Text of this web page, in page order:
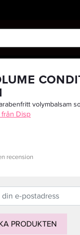
volymbalsam
Disp
recension
PRODUKTEN